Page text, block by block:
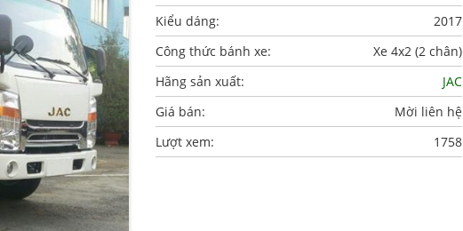
Kiểu dáng:
2017
Công thức bánh xe:
Xe 4x2 (2 chân)
Hãng sản xuất:
JAC
Giá bán:
Mời liên hệ
Lượt xem:
1758